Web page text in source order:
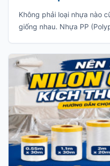
Không phải loại nhựa nào
giống nhau. Nhựa PP
sơn rất dễ bong tróc khi va
sử dụng.